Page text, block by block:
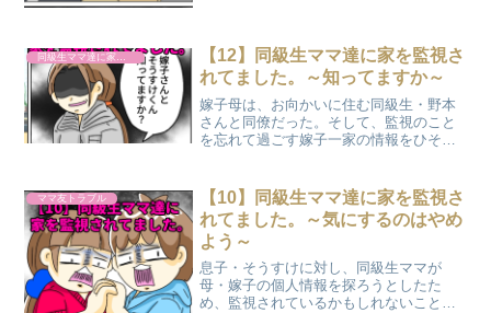
【12】同級生ママ達に家を監視さ
れてました。～知ってますか～
嫁子母は、お向かいに住む同級生・野本
さんと同僚だった。そして、監視のこと
を忘れて過ごす嫁子一家の情報をひそか
まれていた真実が、遂に明かされていく
こととなる。
ママ友トラブル
【10】同級生ママ達に家を監視さ
れてました。～気にするのはやめ
よう～
息子・そうすけに対し、同級生ママが
母・嫁子の個人情報を探ろうとしたた
め、監視されているかもしれないことに